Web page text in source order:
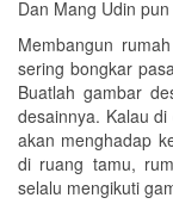
Dan Mang Udin
Membangun
sering bongkar
Buatlah gambar
desainnya. Kalau
akan menghadap
di ruang tamu,
selalu mengikuti